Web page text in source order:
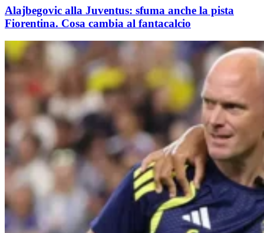
Alajbegovic alla Juventus: sfuma anche la pista
Fiorentina. Cosa cambia al fantacalcio